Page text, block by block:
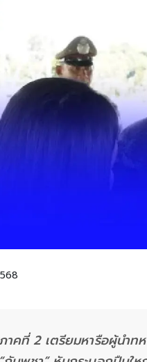
าคที่ 2 เตรียมหารือผู้นำท